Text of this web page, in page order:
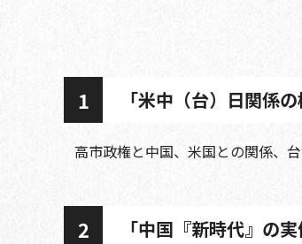
1 「米中（台）日関係
高市政権と中国、米国との関係、
2 「中国『新時代』の